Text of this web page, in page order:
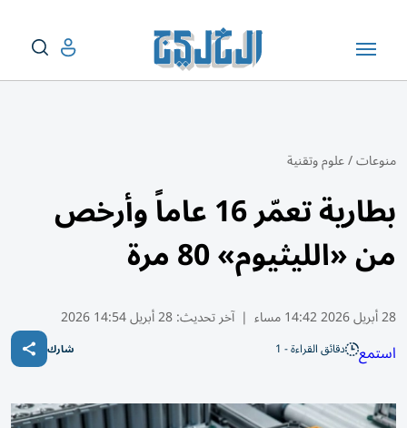
منوعات/علوم وتقنية
بطارية تعمّر 16 عاماً وأرخص
من «الليثيوم» 80 مرة
28 أبريل 2026 14:42 مساء | آخر تحديث:28 أبريل 14:54 2026
استمع دقائق القراءة - 1 شارك